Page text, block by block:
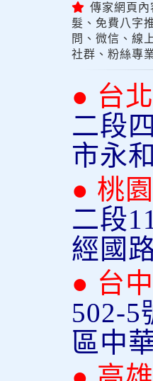
傳家網頁
髮、免費八字
問、微信、線
社群、粉絲專
● 台
二段
市永
● 桃
二段
經國
● 台
502-5
區中